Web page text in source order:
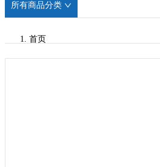
所有商品分类
首页